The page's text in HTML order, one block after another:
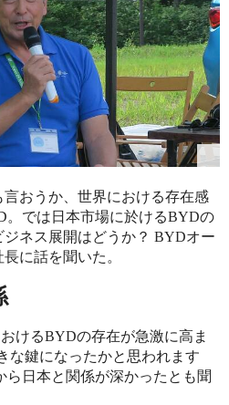
おうか、世界における存在感
。では日本市場に於けるBYDの
ネス展開はどうか？ BYDオー
に話を聞いた。
けるBYDの存在が急激に高ま
な鍵になったかと思われます
日本と関係が深かったとも聞